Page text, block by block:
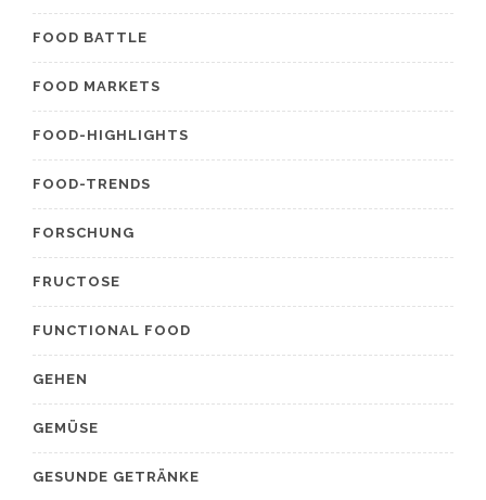
FOOD BATTLE
FOOD MARKETS
FOOD-HIGHLIGHTS
FOOD-TRENDS
FORSCHUNG
FRUCTOSE
FUNCTIONAL FOOD
GEHEN
GEMÜSE
GESUNDE GETRÄNKE